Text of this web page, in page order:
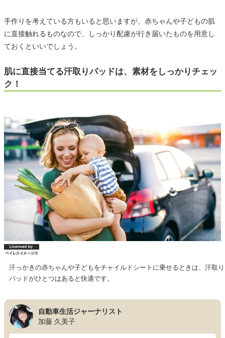
手作りを考えている方もいると思いますが、赤ちゃんや子どもの肌
に直接触れるものなので、しっかり配慮が行き届いたものを用意し
ておくといいでしょう。
肌に直接当てる汗取りパッドは、素材をしっかりチェッ
ク！
汗っかきの赤ちゃんや子どもをチャイルドシートに乗せるときは、汗取り
パッドがひとつはあると快適です。
自動車生活ジャーナリスト
加藤 久美子